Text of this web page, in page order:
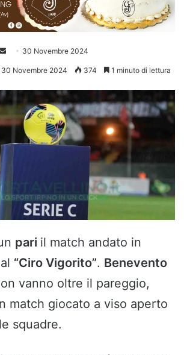
Invia 30 Novembre 2024
Novembre 2024 374 1 minuto di lettura
pari il match andato in
“Ciro Vigorito”. Benevento
vanno oltre il pareggio,
match giocato a viso aperto
squadre.